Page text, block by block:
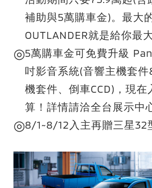
補助與5萬購車金)。最大
OUTLANDER就是給你最
◎5萬購車金可免費升級
吋影音系統(音響主機套件
機套件、倒車CCD)，現在
算！詳情請洽全台展示中
◎8/1~8/12入主再贈三星32
乙組(市值10,990元)，詳
示中心。